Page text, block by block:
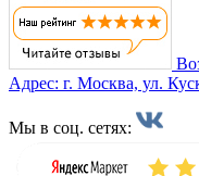
Адрес: г. Москва, ул.
Мы в соц. сетях: